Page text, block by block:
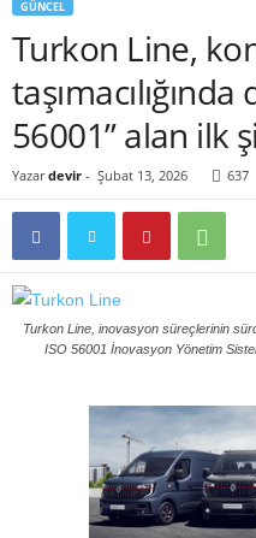
GÜNCEL
Turkon Line,
56001” alan ilk
Yazar devir - Şubat 13, 2026 637
Turkon Line, inovasyon süreçlerinin
ISO 56001 İnovasyon Yönetim